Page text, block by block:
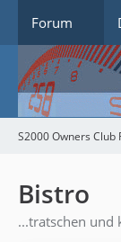
Forum
S2000 Owners Club
Bistro
...tratschen und